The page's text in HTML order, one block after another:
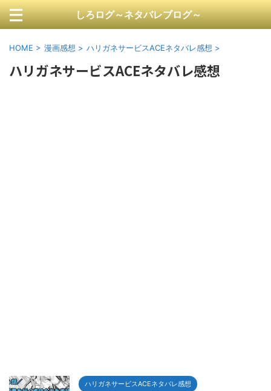
しろログ～ネタバレブログ～
HOME > 漫画感想 > ハリガネサービスACEネタバレ感想 >
ハリガネサービスACEネタバレ感想
ハリガネサービスACEネタバレ感想